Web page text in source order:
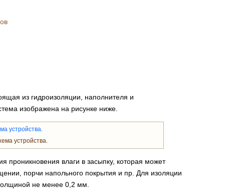
из гидроизоляции, наполнителя и
изображена на рисунке ниже.
устройства.
проникновения влаги в засыпку, которая может
порчи напольного покрытия и пр. Для изоляции
не менее 0,2 мм.